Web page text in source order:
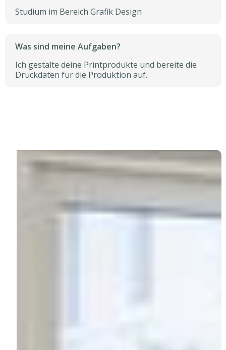
Studium im Bereich Grafik Design
Was sind meine Aufgaben?
Ich gestalte deine Printprodukte und bereite die
Druckdaten für die Produktion auf.